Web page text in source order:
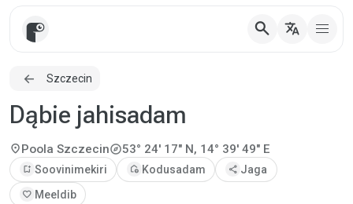
search translate
Szczecin
Dąbie jahisadam
location_onPoola Szczecinexplore53° 24' 17" N, 14° 39' 49" E
bookmark_add Soovinimekiri add_home Kodusadam share Jaga
favorite Meeldib